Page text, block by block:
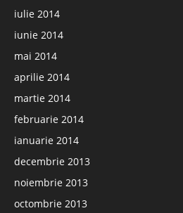
iulie 2014
iunie 2014
mai 2014
aprilie 2014
martie 2014
februarie 2014
ianuarie 2014
decembrie 2013
noiembrie 2013
octombrie 2013